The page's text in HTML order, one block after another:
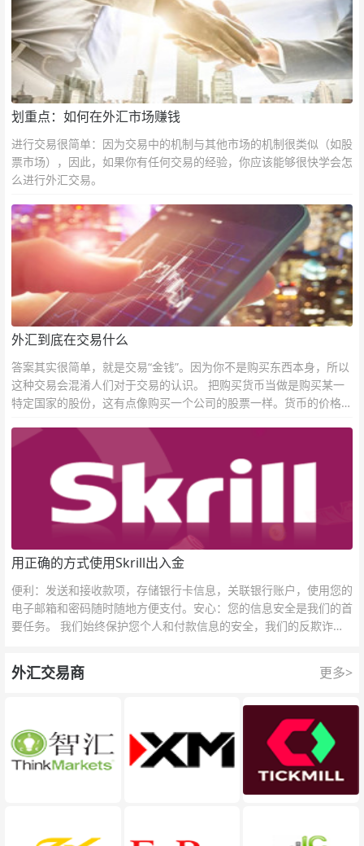
划重点：如何在外汇市场赚钱
进行交易很简单：因为交易中的机制与其他市场的机制很类似（如股
票市场），因此，如果你有任何交易的经验，你应该能够很快学会怎
么进行外汇交易。
外汇到底在交易什么
答案其实很简单，就是交易“金钱”。因为你不是购买东西本身，所以
这种交易会混淆人们对于交易的认识。 把购买货币当做是购买某一
特定国家的股份，这有点像购买一个公司的股票一样。货币的价格直
用正确的方式使用Skrill出入金
便利：发送和接收款项，存储银行卡信息，关联银行账户，使用您的
电子邮箱和密码随时随地方便支付。安心：您的信息安全是我们的首
要任务。 我们始终保护您个人和付款信息的安全，我们的反欺诈团
外汇交易商 更多>